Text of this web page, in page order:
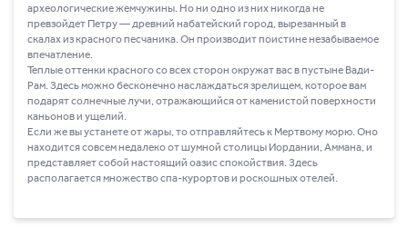
археологические жемчужины. Но ни одно из них никогда не
превзойдет Петру ― древний набатейский город, вырезанный в
скалах из красного песчаника. Он производит поистине незабываемое
впечатление.
Теплые оттенки красного со всех сторон окружат вас в пустыне Вади-
Рам. Здесь можно бесконечно наслаждаться зрелищем, которое вам
подарят солнечные лучи, отражающийся от каменистой поверхности
каньонов и ущелий.
Если же вы устанете от жары, то отправляйтесь к Мертвому морю. Оно
находится совсем недалеко от шумной столицы Иордании, Аммана, и
представляет собой настоящий оазис спокойствия. Здесь
располагается множество спа-курортов и роскошных отелей.